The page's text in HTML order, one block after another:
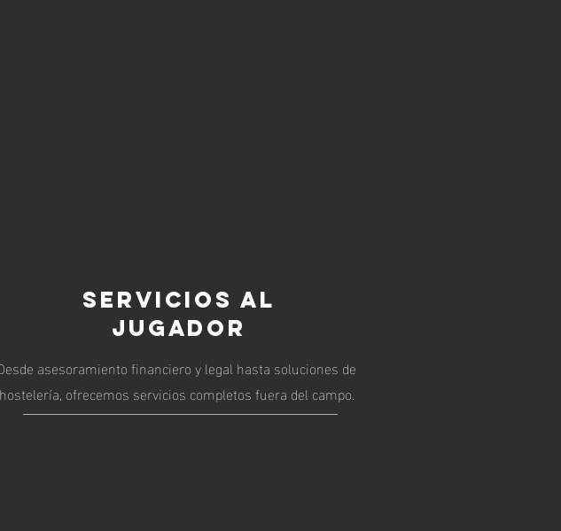
SERVICIOS AL
JUGADOR
asesoramiento financiero y legal hasta soluciones de
hostelería, ofrecemos servicios completos fuera del campo.